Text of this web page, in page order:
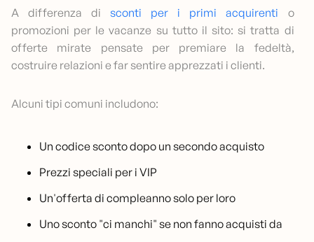
A differenza disconti per i primi acquirenti o
promozioni per le vacanze su tutto il sito: si tratta di
offerte mirate pensate per premiare la fedeltà,
costruire relazioni e far sentire apprezzati i clienti.
Alcuni tipi comuni includono:
Un codice sconto dopo un secondo acquisto
Prezzi speciali per i VIP
Un'offerta di compleanno solo per loro
Uno sconto "ci manchi" se non fanno acquisti da